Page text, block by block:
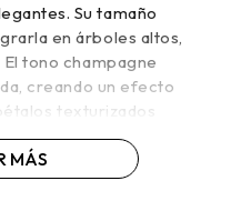
Su tamaño
en árboles altos,
tono champagne
creando un efecto
texturizados
que cada detalle
MÁS